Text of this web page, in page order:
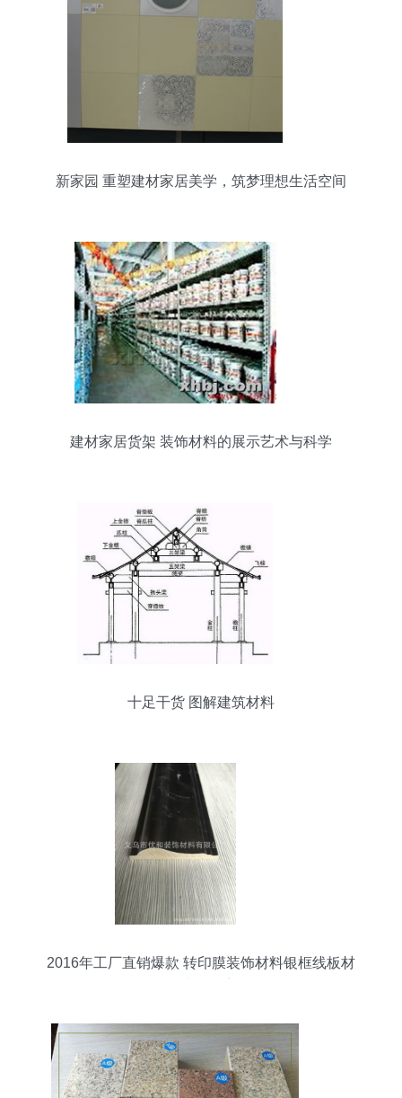
新家园 重塑建材家居美学，筑梦理想生活空间
建材家居货架 装饰材料的展示艺术与科学
十足干货 图解建筑材料
2016年工厂直销爆款 转印膜装饰材料银框线板材